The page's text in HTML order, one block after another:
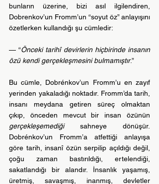
bunların üzerine, bizi asıl ilgilendiren,
Dobrenkov’un Fromm’un “soyut öz” anlayışını
özetlerken kullandığı şu cümledir:
— “Önceki tarihî devirlerin hiçbirinde insanın
özü kendi gerçekleşmesini bulmamıştır.”
Bu cümle, Dobrénkov’un Fromm’u en zayıf
yerinden yakaladığı noktadır. Fromm’da tarih,
insanı meydana getiren süreç olmaktan
gerçekleşemediği sahneye dönüşür.
Dobrénkov’un Fromm’a atfettiği anlayışa
göre tarih, insanî özün serpilip açıldığı değil,
çoğu zaman bastırıldığı, ertelendiği,
sakatlandığı bir alandır. İnsanlık yaşamış,
üretmiş, savaşmış, inanmış, devletler